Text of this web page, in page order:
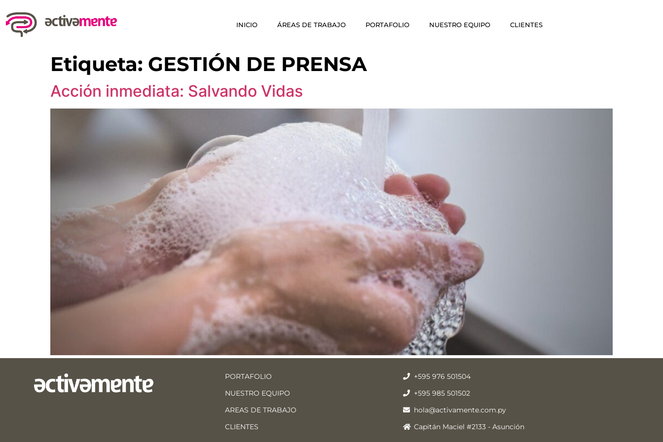
INICIO ÁREAS DE TRABAJO PORTAFOLIO NUESTRO EQUIPO CLIENTES
Etiqueta: GESTIÓN DE PRENSA
Acción inmediata: Salvando Vidas
PORTAFOLIO
NUESTRO EQUIPO
AREAS DE TRABAJO
CLIENTES
+595 976 501504
+595 985 501502
hola@activamente.com.py
Capitán Maciel #2133 - Asunción